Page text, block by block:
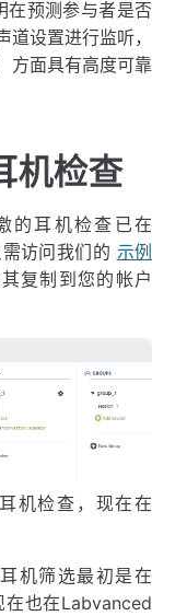
在预测参与者是否
设置进行监听，
方面具有高度可靠
机检查
的耳机检查已在
访问我们的 示例
复制到您的帐户
机检查，现在在
机筛选最初是在
也在Labvanced